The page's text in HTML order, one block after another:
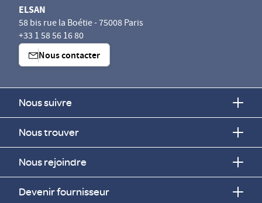
ELSAN
58 bis rue la Boétie - 75008 Paris
+33 1 58 56 16 80
Nous contacter
Nous suivre
Nous trouver
Nous rejoindre
Devenir fournisseur